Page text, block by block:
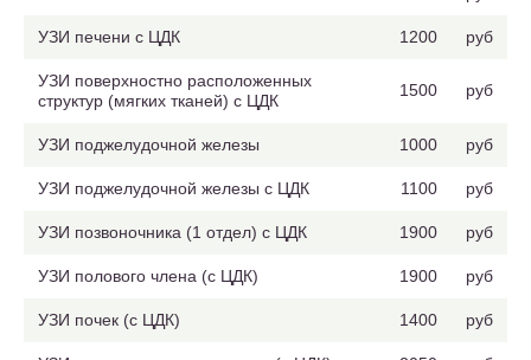
УЗИ печени с ЦДК 1200 руб
УЗИ поверхностно расположенных
структур (мягких тканей) с ЦДК
1500 руб
УЗИ поджелудочной железы 1000 руб
УЗИ поджелудочной железы с ЦДК 1100 руб
УЗИ позвоночника (1 отдел) с ЦДК 1900 руб
УЗИ полового члена (с ЦДК) 1900 руб
УЗИ почек (с ЦДК) 1400 руб